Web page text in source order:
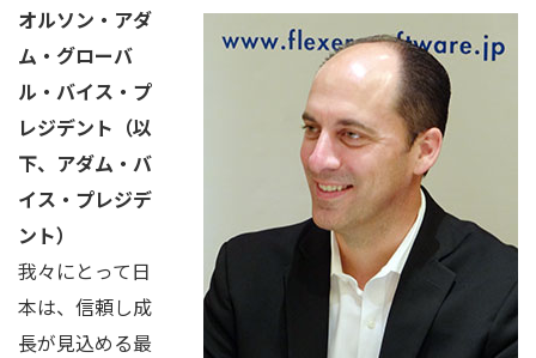
オルソン・アダ
ム・グローバ
ル・バイス・プ
レジデント（以
下、アダム・バ
イス・プレジデ
ント）
我々にとって日
本は、信頼し成
長が見込める最